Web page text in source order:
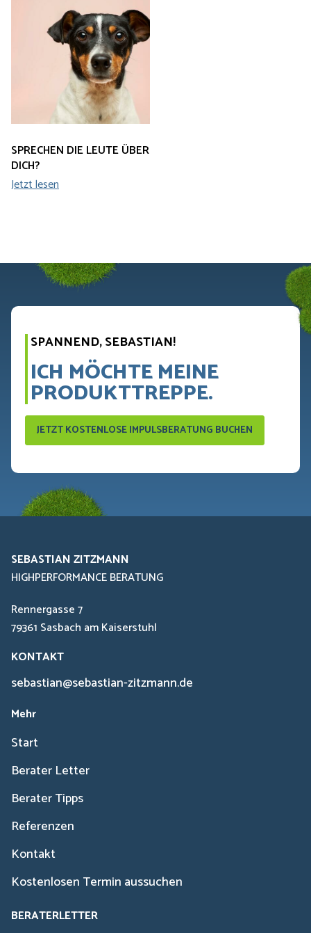
SPRECHEN DIE LEUTE ÜBER
DICH?
Jetzt lesen
SPANNEND, SEBASTIAN!
ICH MÖCHTE MEINE
PRODUKTTREPPE.
JETZT KOSTENLOSE IMPULSBERATUNG BUCHEN
SEBASTIAN ZITZMANN
HIGHPERFORMANCE BERATUNG
Rennergasse 7
79361 Sasbach am Kaiserstuhl
KONTAKT
sebastian@sebastian-zitzmann.de
Mehr
Start
Berater Letter
Berater Tipps
Referenzen
Kontakt
Kostenlosen Termin aussuchen
BERATERLETTER